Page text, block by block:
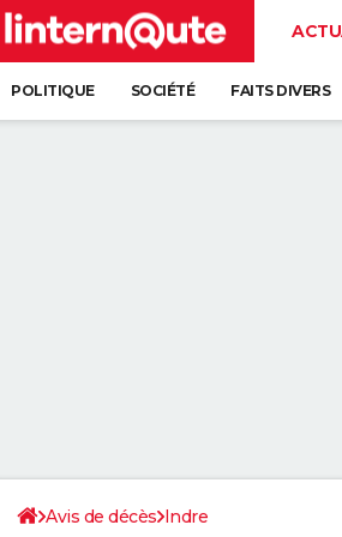
POLITIQUE SOCIÉTÉ FAITS DIVERS
Avis de décès Indre